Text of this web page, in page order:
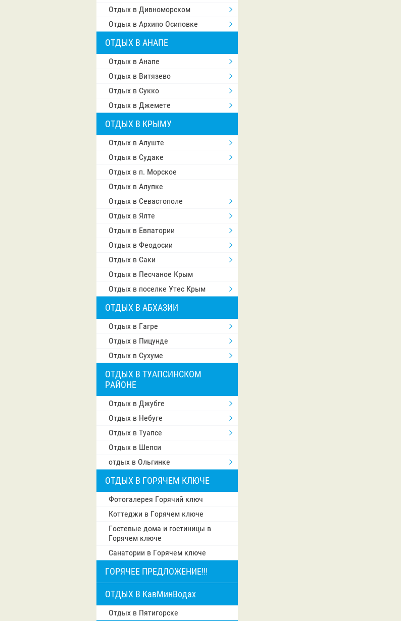
Отдых в Дивноморском
Отдых в Архипо Осиповке
ОТДЫХ В АНАПЕ
Отдых в Анапе
Отдых в Витязево
Отдых в Сукко
Отдых в Джемете
ОТДЫХ В КРЫМУ
Отдых в Алуште
Отдых в Судаке
Отдых в п. Морское
Отдых в Алупке
Отдых в Севастополе
Отдых в Ялте
Отдых в Евпатории
Отдых в Феодосии
Отдых в Саки
Отдых в Песчаное Крым
Отдых в поселке Утес Крым
ОТДЫХ В АБХАЗИИ
Отдых в Гагре
Отдых в Пицунде
Отдых в Сухуме
ОТДЫХ В ТУАПСИНСКОМ
РАЙОНЕ
Отдых в Джубге
Отдых в Небуге
Отдых в Туапсе
Отдых в Шепси
отдых в Ольгинке
ОТДЫХ В ГОРЯЧЕМ КЛЮЧЕ
Фотогалерея Горячий ключ
Коттеджи в Горячем ключе
Гостевые дома и гостиницы в
Горячем ключе
Санатории в Горячем ключе
ГОРЯЧЕЕ ПРЕДЛОЖЕНИЕ!!!
ОТДЫХ В КавМинВодах
Отдых в Пятигорске